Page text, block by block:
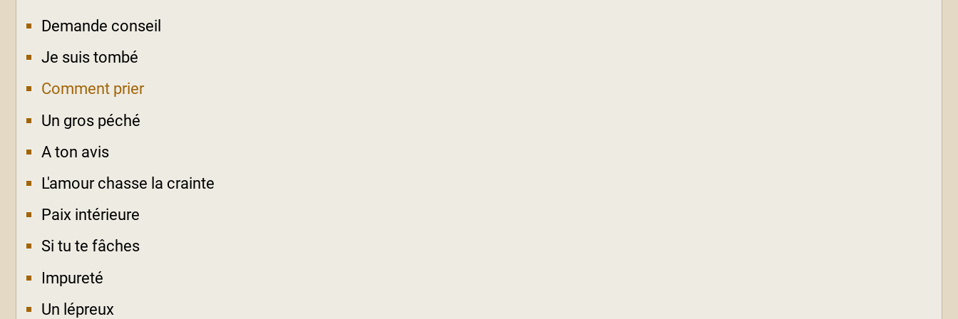
Demande conseil
Je suis tombé
Comment prier
Un gros péché
A ton avis
L'amour chasse la crainte
Paix intérieure
Si tu te fâches
Impureté
Un lépreux